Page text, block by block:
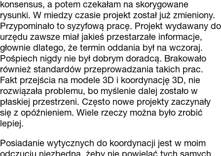
konsensus, a potem czekałam na skorygowane
rysunki. W miedzy czasie projekt został już zmieniony.
Przypominało to syzyfową pracę. Projekt wydawany do
urzędu zawsze miał jakieś przestarzałe informacje,
głownie dlatego, że termin oddania był na wczoraj.
Pośpiech nigdy nie był dobrym doradcą. Brakowało
również standardów przeprowadzania takich prac.
Fakt przejścia na modele 3D i koordynację 3D, nie
rozwiązała problemu, bo myślenie dalej zostało w
płaskiej przestrzeni. Często nowe projekty zaczynały
się z opóźnieniem. Wiele rzeczy można było zrobić
lepiej.
Posiadanie wytycznych do koordynacji jest w moim